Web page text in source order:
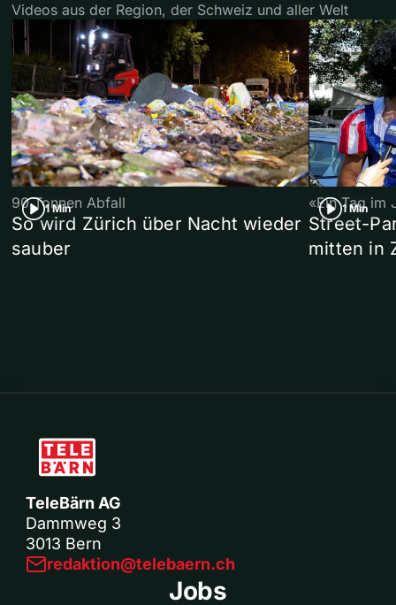
Videos aus der Region, der Schweiz und aller Welt
1 Min
90 Tonnen Abfall
So wird Zürich über Nacht wieder
sauber
1 Min
«Ein Tag im
Street-
mitten in
TeleBärn AG
Dammweg 3
3013 Bern
redaktion@telebaern.ch
Jobs